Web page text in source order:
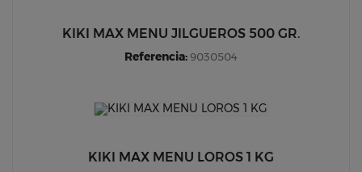
KIKI MAX MENU JILGUEROS 500 GR.
Referencia: 9030504
KIKI MAX MENU LOROS 1 KG